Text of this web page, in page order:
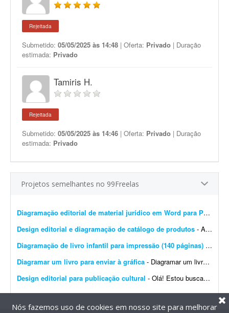
Rejeitada
Submetido: 05/05/2025 às 14:48 | Oferta: Privado | Duração
estimada: Privado
Tamiris H.
Rejeitada
Submetido: 05/05/2025 às 14:46 | Oferta: Privado | Duração
estimada: Privado
Projetos semelhantes no 99Freelas
Diagramação editorial de material jurídico em Word para PDF premium
Design editorial e diagramação de catálogo de produtos - A DistribuiBem, distribuidora de alimentos e produtos premium, está procurando um profissional de design editorial e diagramação para revisar, modernizar e manter nosso cat&aac...
Diagramação de livro infantil para impressão (140 páginas)
Diagramar um livro para enviar à gráfica - Diagramar um livro para enviar à gráfica. 95% do livro é texto. Formato 170x240 mm. (ao alto), compostos por: - 380 páginas impressas a 1/1 cor (preto) em ior 90 grs. -...
Design editorial para publicação cultural - Olá! Estou buscando um designer editorial ou diagramador para uma publicação cultural do Projeto Maracá, desenvolvido em Guaíra (SP). É importante que o p...
Nós fazemos uso de cookies em nosso site para melhorar